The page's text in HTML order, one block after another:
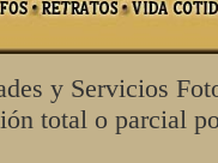
y Servicios
total o parcial